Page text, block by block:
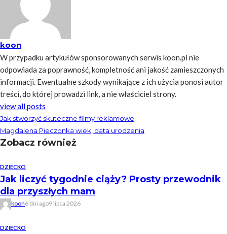
koon
W przypadku artykułów sponsorowanych serwis koon.pl nie
odpowiada za poprawność, kompletność ani jakość zamieszczonych
informacji. Ewentualne szkody wynikające z ich użycia ponosi autor
treści, do której prowadzi link, a nie właściciel strony.
view all posts
Jak stworzyć skuteczne filmy reklamowe
Magdalena Pieczonka wiek, data urodzenia
Zobacz również
DZIECKO
Jak liczyć tygodnie ciąży? Prosty przewodnik
dla przyszłych mam
koon6 dni ago9 lipca 2026
DZIECKO